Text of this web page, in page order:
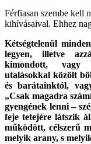
Férfiasan szembe kell
kihívásaival. Ehhez
Kétségtelenül
legyen, illetve
kimondott, vagy
utalásokkal közölt
és barátainktól,
„Csak magadra
gyengének lenni –
feje tetejére látszik
működött, célszerű
melyik arany, s